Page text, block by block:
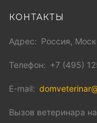
КОНТАКТЫ
Адрес Россия,
Телефон +7 (495)
E-mail
Вызов ветеринара